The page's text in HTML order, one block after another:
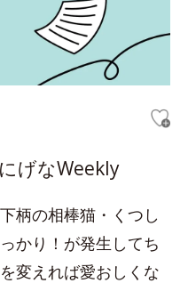
げなWeekly
柄の相棒猫・くつし
かり！が発生してち
変えれば愛おしくな